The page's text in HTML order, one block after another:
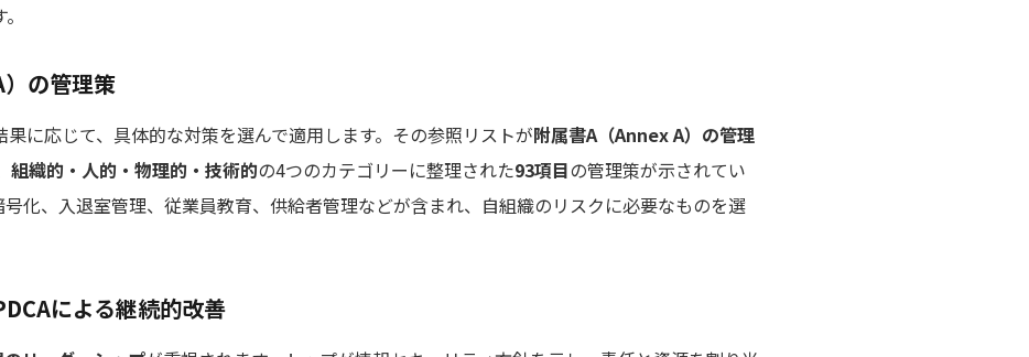
の管理策
果に応じて、具体的な対策を選んで適用します。その参照リストが附属書A（Annex A）の管理
組織的・人的・物理的・技術的の4つのカテゴリーに整理された93項目の管理策が示されてい
号化、入退室管理、従業員教育、供給者管理などが含まれ、自組織のリスクに必要なものを選
による継続的改善